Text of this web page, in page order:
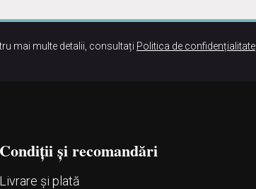
mai multe detalii, consultați Politica de confidențialitate
Condiții și recomandări
Livrare și plată